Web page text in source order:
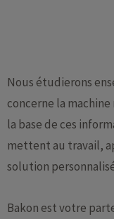
Nous étudierons
concerne la
la base de ces
mettent au travail,
solution
Bakon est votre